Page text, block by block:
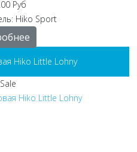
Руб
Hiko Sport
Hiko Little Lohny